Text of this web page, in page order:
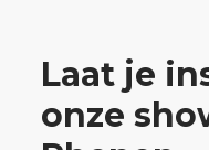
Laat je
onze